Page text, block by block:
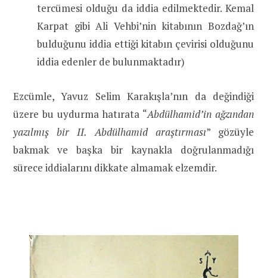
tercümesi olduğu da iddia edilmektedir. Kemal
Karpat gibi Ali Vehbi’nin kitabının Bozdağ’ın
bulduğunu iddia ettiği kitabın çevirisi olduğunu
iddia edenler de bulunmaktadır)
Ezcümle, Yavuz Selim Karakışla’nın da değindiği
üzere bu uydurma hatırata “Abdülhamid’in ağzından
yazılmış bir II. Abdülhamid araştırması” gözüyle
bakmak ve başka bir kaynakla doğrulanmadığı
sürece iddialarını dikkate almamak elzemdir.